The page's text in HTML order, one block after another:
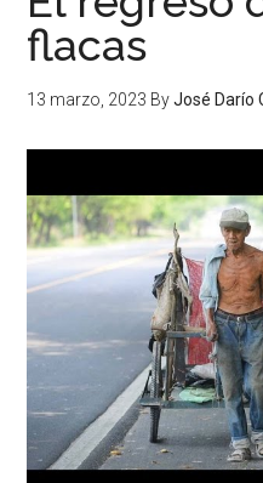
flacas
13 marzo, 2023 ByJosé Darío